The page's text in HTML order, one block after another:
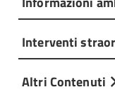
Interventi
Altri Contenuti